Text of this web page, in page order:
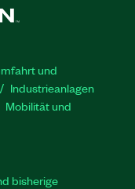
und
Industrieanlagen
Mobilität und
bisherige